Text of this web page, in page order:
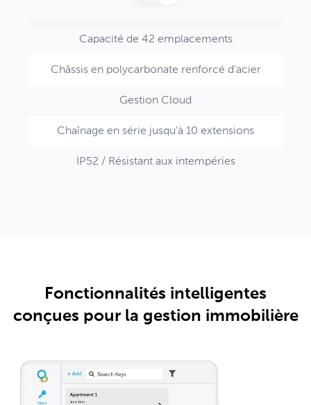
Capacité de 42 emplacements
Châssis en polycarbonate renforcé d'acier
Gestion Cloud
Chaînage en série jusqu'à 10 extensions
IP52 / Résistant aux intempéries
Fonctionnalités intelligentes
conçues pour la gestion immobilière